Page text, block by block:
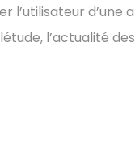
d’une
l’actualité